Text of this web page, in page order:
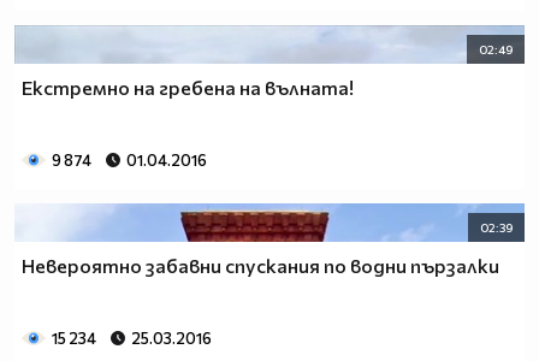
02:49
Екстремно на гребена на вълната!
9 874 01.04.2016
02:39
Невероятно забавни спускания по водни пързалки
15 234 25.03.2016